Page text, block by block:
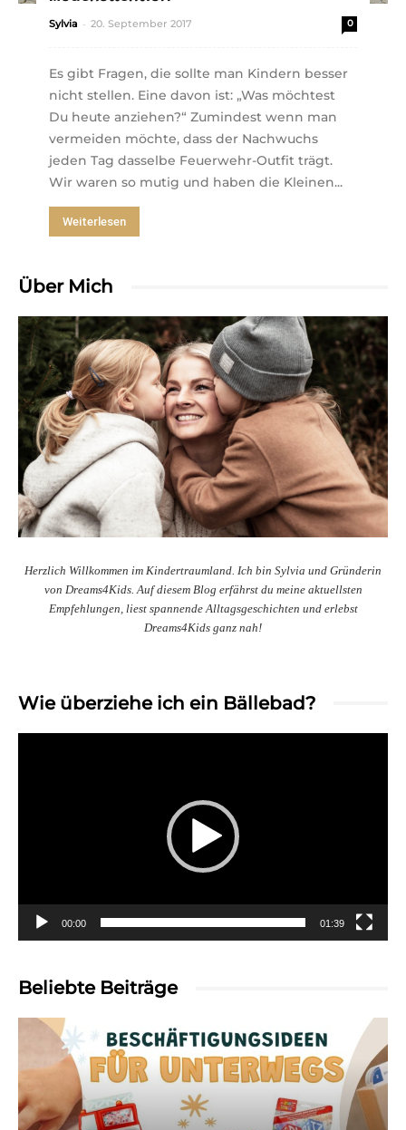
Sylvia - 20. September 2017 0
Es gibt Fragen, die sollte man Kindern besser
nicht stellen. Eine davon ist: „Was möchtest
Du heute anziehen?“ Zumindest wenn man
vermeiden möchte, dass der Nachwuchs
jeden Tag dasselbe Feuerwehr-Outfit trägt.
Wir waren so mutig und haben die Kleinen...
Weiterlesen
Über Mich
Herzlich Willkommen im Kindertraumland. Ich bin Sylvia und Gründerin
von Dreams4Kids. Auf diesem Blog erfährst du meine aktuellsten
Empfehlungen, liest spannende Alltagsgeschichten und erlebst
Dreams4Kids ganz nah!
Wie überziehe ich ein Bällebad?
00:00 01:39
Beliebte Beiträge